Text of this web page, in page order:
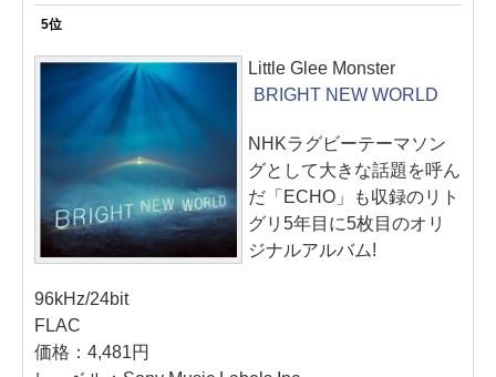
5位
Little Glee Monster
BRIGHT NEW WORLD
NHKラグビーテーマソン
グとして大きな話題を呼ん
だ「ECHO」も収録のリト
グリ5年目に5枚目のオリ
ジナルアルバム!
96kHz/24bit
FLAC
価格：4,481円